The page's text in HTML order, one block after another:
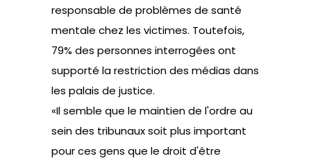
responsable de problèmes de santé
mentale chez les victimes. Toutefois,
79% des personnes interrogées ont
supporté la restriction des médias dans
les palais de justice.
«Il semble que le maintien de l'ordre au
sein des tribunaux soit plus important
pour ces gens que le droit d'être